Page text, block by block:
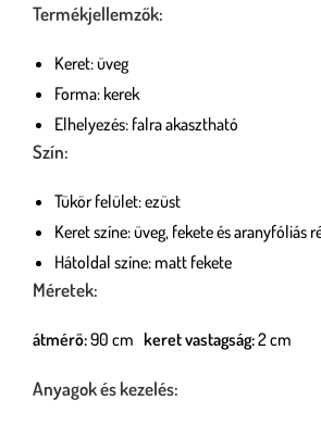
Termékjellemzők:
Keret: üveg
Forma: kerek
Elhelyezés: falra akasztható
Szín:
Tükör felület: ezüst
Keret színe: üveg, fekete és aranyfóliás
Hátoldal színe: matt fekete
Méretek:
átmérő:90 cm keret vastagság:2 cm
Anyagok és kezelés: